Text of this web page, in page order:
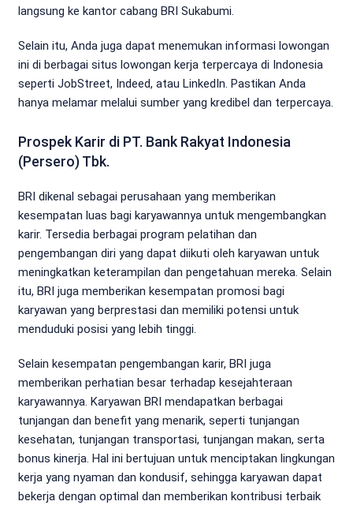
langsung ke kantor cabang BRI Sukabumi.
Selain itu, Anda juga dapat menemukan informasi lowongan
ini di berbagai situs lowongan kerja terpercaya di Indonesia
seperti JobStreet, Indeed, atau LinkedIn. Pastikan Anda
hanya melamar melalui sumber yang kredibel dan terpercaya.
Prospek Karir di PT. Bank Rakyat Indonesia
(Persero) Tbk.
BRI dikenal sebagai perusahaan yang memberikan
kesempatan luas bagi karyawannya untuk mengembangkan
karir. Tersedia berbagai program pelatihan dan
pengembangan diri yang dapat diikuti oleh karyawan untuk
meningkatkan keterampilan dan pengetahuan mereka. Selain
itu, BRI juga memberikan kesempatan promosi bagi
karyawan yang berprestasi dan memiliki potensi untuk
menduduki posisi yang lebih tinggi.
Selain kesempatan pengembangan karir, BRI juga
memberikan perhatian besar terhadap kesejahteraan
karyawannya. Karyawan BRI mendapatkan berbagai
tunjangan dan benefit yang menarik, seperti tunjangan
kesehatan, tunjangan transportasi, tunjangan makan, serta
bonus kinerja. Hal ini bertujuan untuk menciptakan lingkungan
kerja yang nyaman dan kondusif, sehingga karyawan dapat
bekerja dengan optimal dan memberikan kontribusi terbaik